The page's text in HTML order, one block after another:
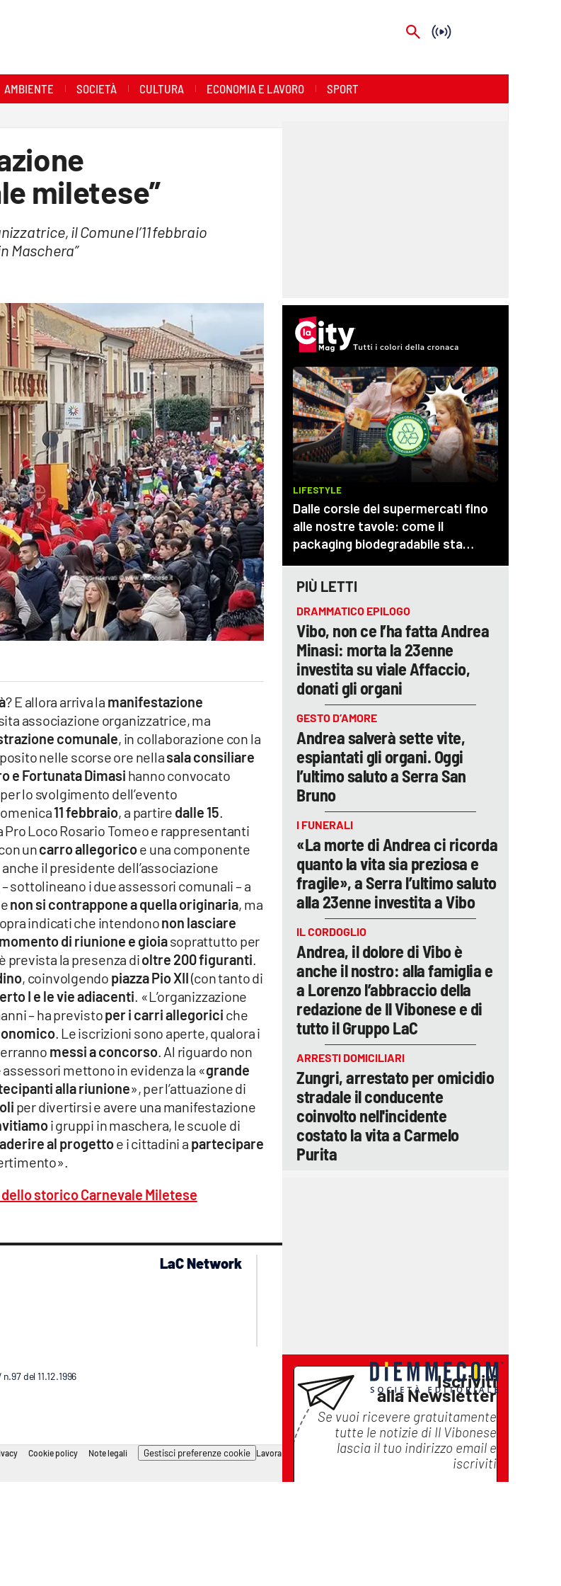
AMBIENTE SOCIETÀ CULTURA ECONOMIA E LAVORO SPORT
miletese”
il Comune l’11 febbraio
Maschera”
? E allora arriva la manifestazione
associazione organizzatrice, ma
comunale, in collaborazione con la
nelle scorse ore nellasala consiliare
e Fortunata Dimasi hanno convocato
lo svolgimento dell’evento
11 febbraio, a partire dalle 15.
Loco Rosario Tomeo e rappresentanti
uncarro allegoricoe una componente
il presidente dell’associazione
– sottolineano i due assessori comunali – a
non si contrappone a quella originaria, ma
indicati che intendononon lasciare
momento di riunione e gioiasoprattutto per
è prevista la presenza dioltre 200 figuranti.
, coinvolgendo piazza Pio XII(con tanto di
I e le vie adiacenti. «L’organizzazione
– ha previstoper i carri allegorici che
. Le iscrizioni sono aperte, qualora i
messi a concorso. Al riguardo non
assessori mettono in evidenza la «grande
alla riunione», per l’attuazione di
per divertirsi e avere una manifestazione
i gruppi in maschera, le scuole di
aderire al progettoe i cittadini a partecipare
storico Carnevale Miletese
PIÙ LETTI
DRAMMATICO EPILOGO
Vibo, non ce l’ha fatta Andrea
Minasi: morta la 23enne
investita su viale Affaccio,
donati gli organi
GESTO D’AMORE
Andrea salverà sette vite,
espiantati gli organi. Oggi
l’ultimo saluto a Serra San
Bruno
I FUNERALI
«La morte di Andrea ci ricorda
quanto la vita sia preziosa e
fragile», a Serra l’ultimo saluto
alla 23enne investita a Vibo
IL CORDOGLIO
Andrea, il dolore di Vibo è
anche il nostro: alla famiglia e
a Lorenzo l’abbraccio della
redazione de Il Vibonese e di
tutto il Gruppo LaC
ARRESTI DOMICILIARI
Zungri, arrestato per omicidio
stradale il conducente
coinvolto nell'incidente
costato la vita a Carmelo
Purita
Iscriviti
alla Newsletter
Se vuoi ricevere gratuitamente
tutte le notizie di Il Vibonese
lascia il tuo indirizzo email e
iscriviti
LaC Network
del 11.12.1996
Cookie policy Note legali Gestisci preferenze cookie Lavora con noi